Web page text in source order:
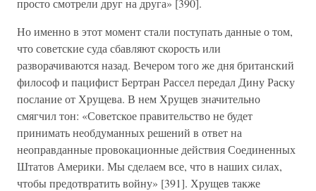
просто смотрели друг на друга» [390].
Но именно в этот момент стали поступать данные о том,
что советские суда сбавляют скорость или
разворачиваются назад. Вечером того же дня британский
философ и пацифист Бертран Рассел передал Дину Раску
послание от Хрущева. В нем Хрущев значительно
смягчил тон: «Советское правительство не будет
принимать необдуманных решений в ответ на
неоправданные провокационные действия Соединенных
Штатов Америки. Мы сделаем все, что в наших силах,
чтобы предотвратить войну» [391]. Хрущев также